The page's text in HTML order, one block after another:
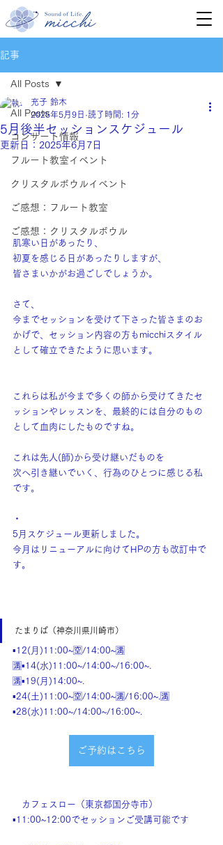
記事
All Posts
コンサート情報
フルート教室イベント
クリスタルボウルイベント
ご感想：フルート教室
ご感想：クリスタルボウル
All Posts
5月後半セッションスケジュール
充子 鈴木
2025年5月9日 読了時間: 1分
更新日： 2025年6月7日
肌寒い日があったり、
初夏を感じる日があったりしますが、
皆さまいかがお過ごしでしょうか。
さて、
今までセッションを受けて下さった皆さまのお
かげで、セッション内容の方もmicchiスタイル
として確立できたように思います。
これらは私が今まで多くの師から受けてきたセ
ッションやレッスンを、最終的には自分のもの
として血肉にしたものですね。
これは先人(師)から受け継いだものを
次へ引き継いでいく、行為のひとつに感じる私
です。
・
5月スケジュール更新しました。
今月はリニューアルに向けてHPの方も改訂中で
す。
たまりば（神奈川県川崎市）
▪️12(月)11:00~🈳/14:00~🈵
🈵▪️14(水)11:00~/14:00~/16:00~.
🈵▪️19(月)14:00~.
▪️24(土)11:00~🈳/14:00~🈵/16:00~.🈵
▪️28(水)11:00~/14:00~/16:00~.
ご予約はこちら
カフェスロー（東京都国分寺市）
▪️11:00~12:00でセッションご受講可能です